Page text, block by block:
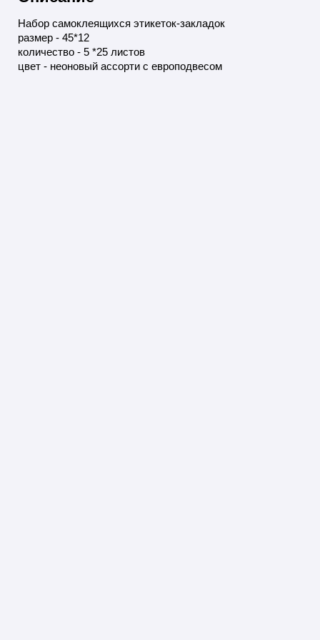
Набор самоклеящихся этикеток-закладок
размер - 45*12
количество - 5 *25 листов
цвет - неоновый ассорти с европодвесом